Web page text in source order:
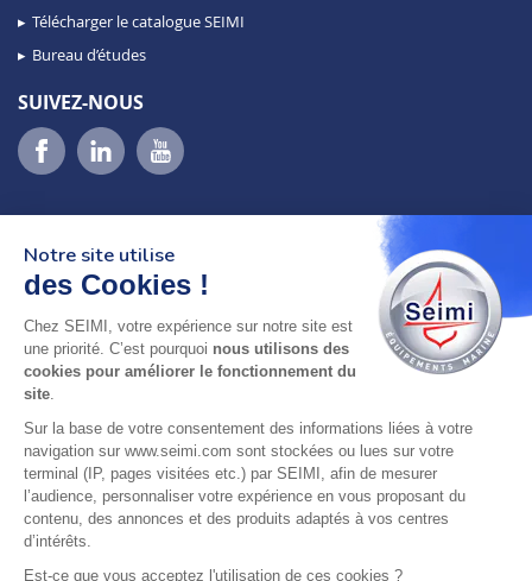
Télécharger le catalogue SEIMI
Bureau d’études
SUIVEZ-NOUS
02 98 46 11 02
lundi au vendredi
adresse : 75 Rue Amiral Troude,
29200 Brest FRANCE
SEIMI, UNE ENTREPRISE CERTIFIÉE, ENGAGÉE ET
LABELLISÉE
Notre site utilise
des Cookies !
Chez SEIMI, votre expérience sur notre site est
une priorité. C’est pourquoi nous utilisons des
cookies pour améliorer le fonctionnement du
site.
Sur la base de votre consentement des informations liées à votre
navigation sur www.seimi.com sont stockées ou lues sur votre
terminal (IP, pages visitées etc.) par SEIMI, afin de mesurer
l’audience, personnaliser votre expérience en vous proposant du
contenu, des annonces et des produits adaptés à vos centres
d’intérêts.
Est-ce que vous acceptez l'utilisation de ces cookies ?